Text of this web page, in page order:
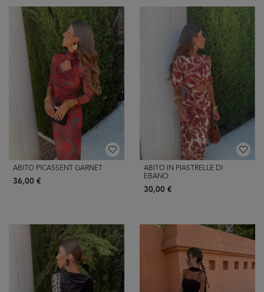
ABITO PICASSENT GARNET
36,00 €
ABITO IN PIASTRELLE DI
EBANO
30,00 €